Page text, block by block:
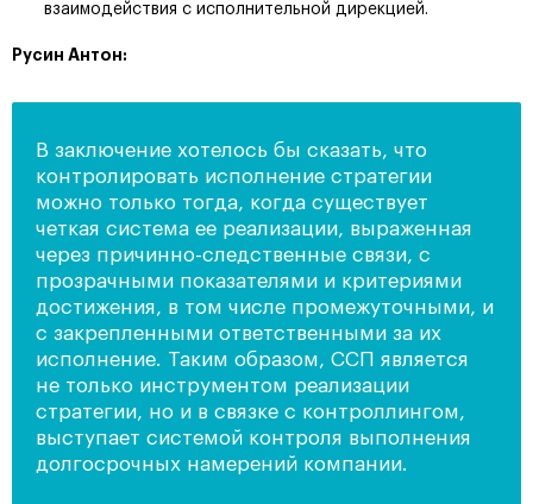
взаимодействия с исполнительной дирекцией.
Русин Антон:
В заключение хотелось бы сказать, что
контролировать исполнение стратегии
можно только тогда, когда существует
четкая система ее реализации, выраженная
через причинно-следственные связи, с
прозрачными показателями и критериями
достижения, в том числе промежуточными, и
с закрепленными ответственными за их
исполнение. Таким образом, ССП является
не только инструментом реализации
стратегии, но и в связке с контроллингом,
выступает системой контроля выполнения
долгосрочных намерений компании.